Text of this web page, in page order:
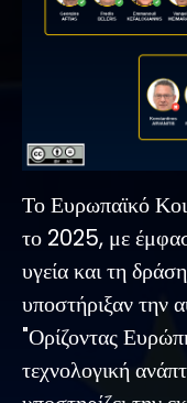
Το Ευρωπαϊκό
το 2025, με
υγεία και τη
υποστήριξαν την
"Ορίζοντας
τεχνολογική